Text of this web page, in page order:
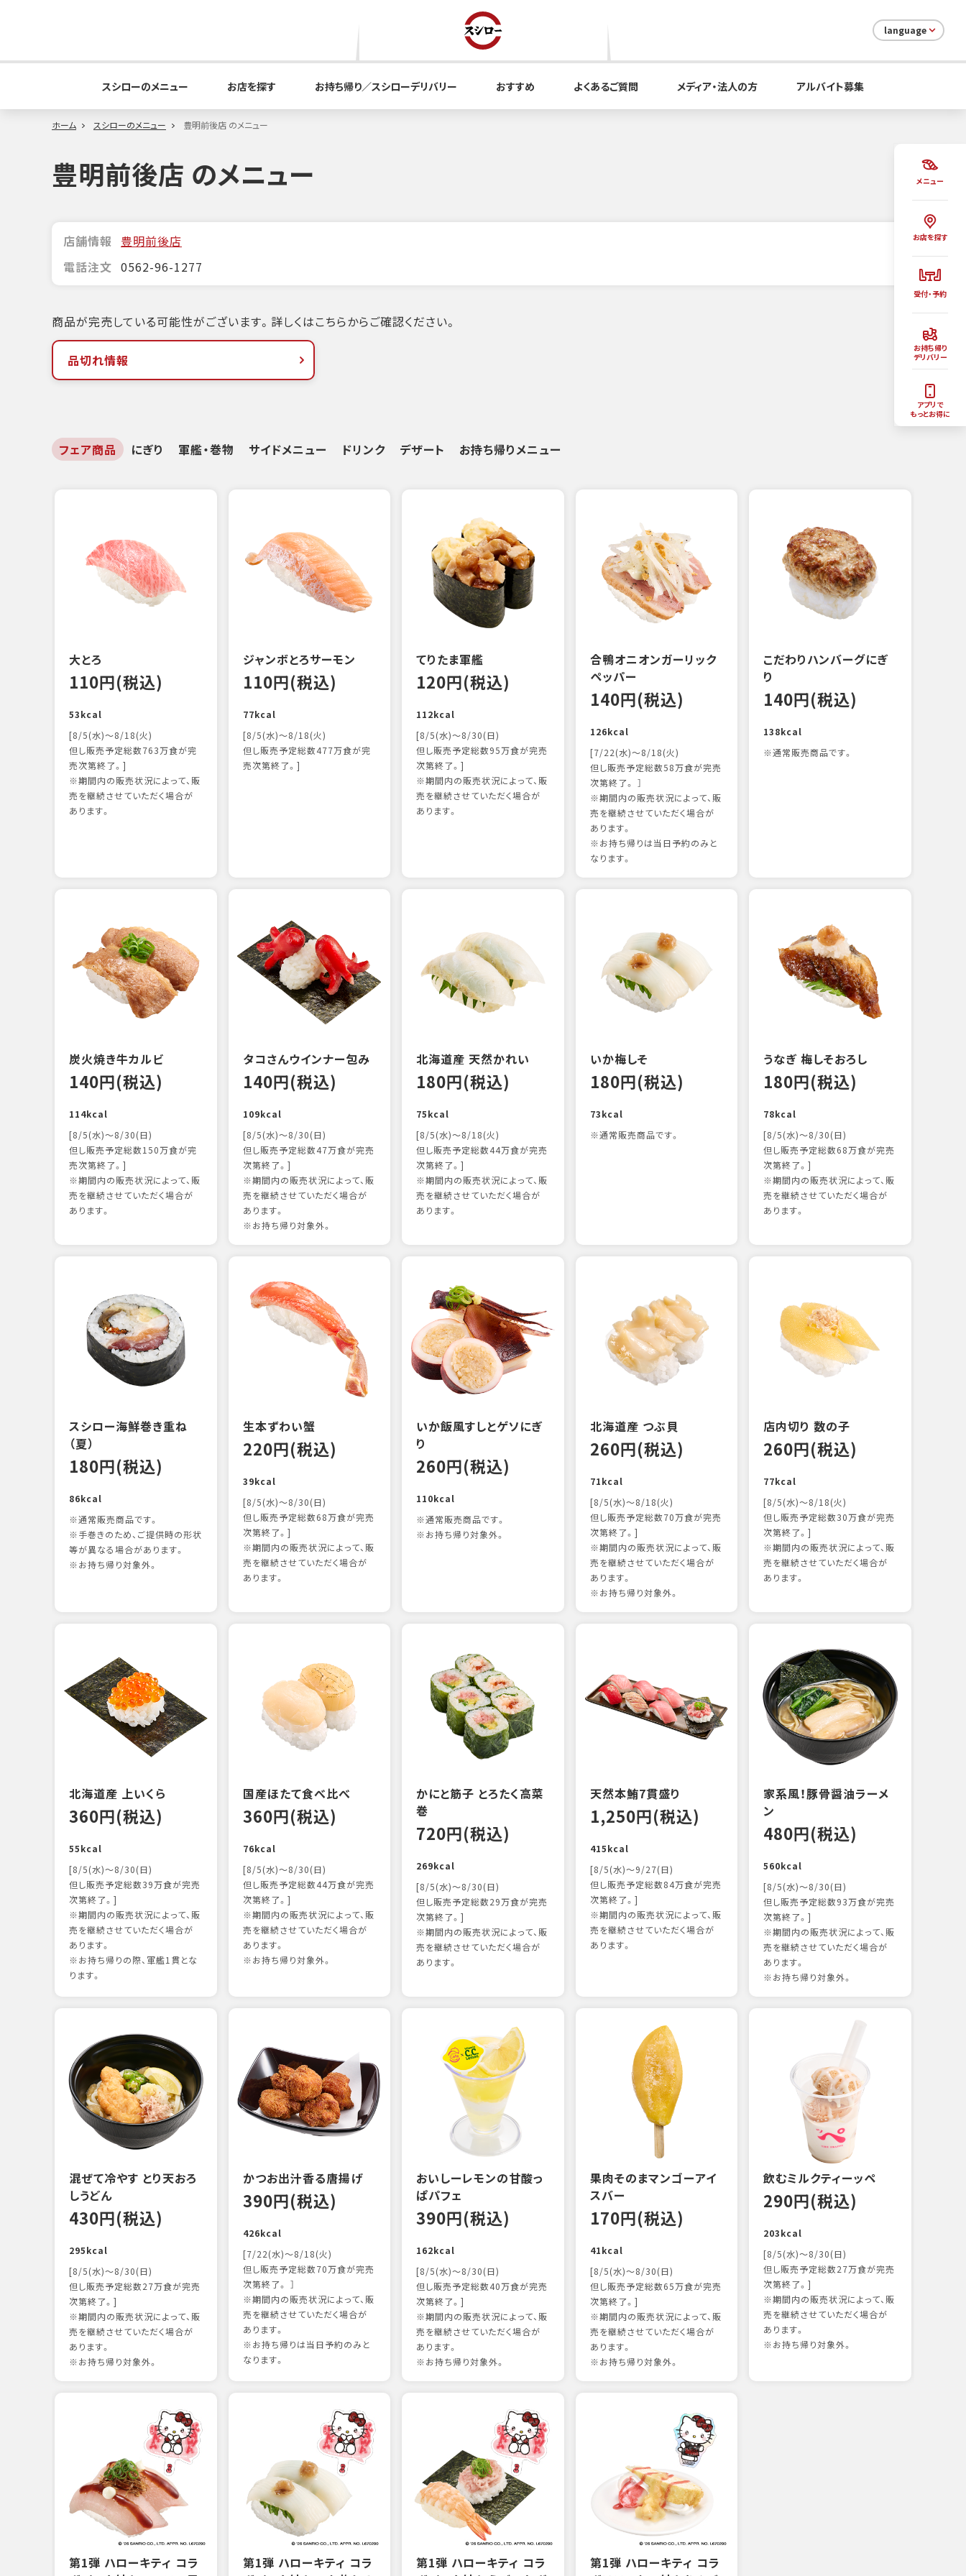
メニュー
お店を探す
受付・予約
お持ち帰り
デリバリー
アプリで
もっとお得に
language
スシローのメニュー お店を探す お持ち帰り／スシローデリバリー おすすめ よくあるご質問 メディア・法人の方 アルバイト募集
ホーム スシローのメニュー 豊明前後店 のメニュー
豊明前後店 のメニュー
店舗情報 豊明前後店
電話注文 0562-96-1277
商品が完売している可能性がございます。詳しくはこちらからご確認ください。
品切れ情報
フェア商品 にぎり 軍艦・巻物 サイドメニュー ドリンク デザート お持ち帰りメニュー
大とろ
110円(税込)
53kcal
[8/5(水)～8/18(火)
但し販売予定総数763万食が完
売次第終了。]
※期間内の販売状況によって、販
売を継続させていただく場合が
あります。
ジャンボとろサーモン
110円(税込)
77kcal
[8/5(水)～8/18(火)
但し販売予定総数477万食が完
売次第終了。]
てりたま軍艦
120円(税込)
112kcal
[8/5(水)～8/30(日)
但し販売予定総数95万食が完売
次第終了。]
※期間内の販売状況によって、販
売を継続させていただく場合が
あります。
合鴨オニオンガーリック
ペッパー
140円(税込)
126kcal
[7/22(水)～8/18(火)
但し販売予定総数58万食が完売
次第終了。 ］
※期間内の販売状況によって、販
売を継続させていただく場合が
あります。
※お持ち帰りは当日予約のみと
なります。
こだわりハンバーグにぎ
り
140円(税込)
138kcal
※通常販売商品です。
炭火焼き牛カルビ
140円(税込)
114kcal
[8/5(水)～8/30(日)
但し販売予定総数150万食が完
売次第終了。]
※期間内の販売状況によって、販
売を継続させていただく場合が
あります。
タコさんウインナー包み
140円(税込)
109kcal
[8/5(水)～8/30(日)
但し販売予定総数47万食が完売
次第終了。]
※期間内の販売状況によって、販
売を継続させていただく場合が
あります。
※お持ち帰り対象外。
北海道産 天然かれい
180円(税込)
75kcal
[8/5(水)～8/18(火)
但し販売予定総数44万食が完売
次第終了。]
※期間内の販売状況によって、販
売を継続させていただく場合が
あります。
いか梅しそ
180円(税込)
73kcal
※通常販売商品です。
うなぎ 梅しそおろし
180円(税込)
78kcal
[8/5(水)～8/30(日)
但し販売予定総数68万食が完売
次第終了。]
※期間内の販売状況によって、販
売を継続させていただく場合が
あります。
スシロー海鮮巻き重ね
（夏）
180円(税込)
86kcal
※通常販売商品です。
※手巻きのため、ご提供時の形状
等が異なる場合があります。
※お持ち帰り対象外。
生本ずわい蟹
220円(税込)
39kcal
[8/5(水)～8/30(日)
但し販売予定総数68万食が完売
次第終了。]
※期間内の販売状況によって、販
売を継続させていただく場合が
あります。
いか飯風すしとゲソにぎ
り
260円(税込)
110kcal
※通常販売商品です。
※お持ち帰り対象外。
北海道産 つぶ貝
260円(税込)
71kcal
[8/5(水)～8/18(火)
但し販売予定総数70万食が完売
次第終了。]
※期間内の販売状況によって、販
売を継続させていただく場合が
あります。
※お持ち帰り対象外。
店内切り 数の子
260円(税込)
77kcal
[8/5(水)～8/18(火)
但し販売予定総数30万食が完売
次第終了。]
※期間内の販売状況によって、販
売を継続させていただく場合が
あります。
北海道産 上いくら
360円(税込)
55kcal
[8/5(水)～8/30(日)
但し販売予定総数39万食が完売
次第終了。]
※期間内の販売状況によって、販
売を継続させていただく場合が
あります。
※お持ち帰りの際、軍艦1貫とな
ります。
国産ほたて食べ比べ
360円(税込)
76kcal
[8/5(水)～8/30(日)
但し販売予定総数44万食が完売
次第終了。]
※期間内の販売状況によって、販
売を継続させていただく場合が
あります。
※お持ち帰り対象外。
かにと筋子 とろたく高菜
巻
720円(税込)
269kcal
[8/5(水)～8/30(日)
但し販売予定総数29万食が完売
次第終了。]
※期間内の販売状況によって、販
売を継続させていただく場合が
あります。
天然本鮪7貫盛り
1,250円(税込)
415kcal
[8/5(水)～9/27(日)
但し販売予定総数84万食が完売
次第終了。]
※期間内の販売状況によって、販
売を継続させていただく場合が
あります。
家系風！豚骨醤油ラーメ
ン
480円(税込)
560kcal
[8/5(水)～8/30(日)
但し販売予定総数93万食が完売
次第終了。]
※期間内の販売状況によって、販
売を継続させていただく場合が
あります。
※お持ち帰り対象外。
混ぜて冷やす とり天おろ
しうどん
430円(税込)
295kcal
[8/5(水)～8/30(日)
但し販売予定総数27万食が完売
次第終了。]
※期間内の販売状況によって、販
売を継続させていただく場合が
あります。
※お持ち帰り対象外。
かつお出汁香る唐揚げ
390円(税込)
426kcal
[7/22(水)～8/18(火)
但し販売予定総数70万食が完売
次第終了。 ］
※期間内の販売状況によって、販
売を継続させていただく場合が
あります。
※お持ち帰りは当日予約のみと
なります。
おいしーレモンの甘酸っ
ぱパフェ
390円(税込)
162kcal
[8/5(水)～8/30(日)
但し販売予定総数40万食が完売
次第終了。]
※期間内の販売状況によって、販
売を継続させていただく場合が
あります。
※お持ち帰り対象外。
果肉そのまマンゴーアイ
スバー
170円(税込)
41kcal
[8/5(水)～8/30(日)
但し販売予定総数65万食が完売
次第終了。]
※期間内の販売状況によって、販
売を継続させていただく場合が
あります。
※お持ち帰り対象外。
飲むミルクティーッペ
290円(税込)
203kcal
[8/5(水)～8/30(日)
但し販売予定総数27万食が完売
次第終了。]
※期間内の販売状況によって、販
売を継続させていただく場合が
あります。
※お持ち帰り対象外。
第1弾 ハローキティ コラ
第1弾 ハローキティ コラ
第1弾 ハローキティ コラ
第1弾 ハローキティ コラ